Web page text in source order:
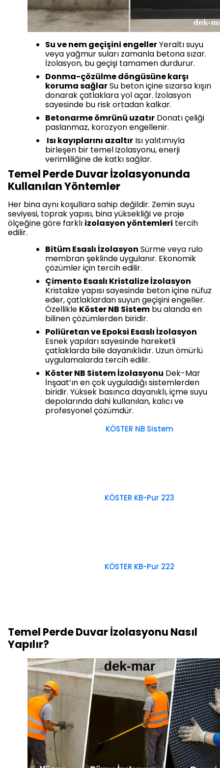
Su ve nem geçişini engellerYeraltı suyu
veya yağmur suları zamanla betona sızar.
İzolasyon, bu geçişi tamamen durdurur.
Donma-çözülme döngüsüne karşı
koruma sağlarSu beton içine sızarsa kışın
donarak çatlaklara yol açar. İzolasyon
sayesinde bu risk ortadan kalkar.
Betonarme ömrünü uzatır Donatı çeliği
paslanmaz, korozyon engellenir.
Isı kayıplarını azaltır Isı yalıtımıyla
birleşen bir temel izolasyonu, enerji
verimliliğine de katkı sağlar.
Temel Perde Duvar İzolasyonunda
Kullanılan Yöntemler
Her bina aynı koşullara sahip değildir. Zemin suyu
seviyesi, toprak yapısı, bina yüksekliği ve proje
ölçeğine göre farklı izolasyon yöntemleri tercih
edilir.
Bitüm Esaslı İzolasyon Sürme veya rulo
membran şeklinde uygulanır. Ekonomik
çözümler için tercih edilir.
Çimento Esaslı Kristalize İzolasyon
Kristalize yapısı sayesinde beton içine nüfuz
eder, çatlaklardan suyun geçişini engeller.
Özellikle Köster NB Sistem bu alanda en
bilinen çözümlerden biridir.
Poliüretan ve Epoksi Esaslı İzolasyon
Esnek yapıları sayesinde hareketli
çatlaklarda bile dayanıklıdır. Uzun ömürlü
uygulamalarda tercih edilir.
Köster NB Sistem İzolasyonu Dek-Mar
İnşaat’ın en çok uyguladığı sistemlerden
biridir. Yüksek basınca dayanıklı, içme suyu
depolarında dahi kullanılan, kalıcı ve
profesyonel çözümdür.
KÖSTER NB Sistem
KÖSTER KB-Pur 223
KÖSTER KB-Pur 222
Temel Perde Duvar İzolasyonu Nasıl
Yapılır?